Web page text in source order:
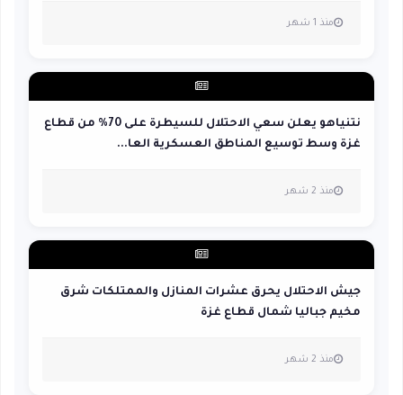
منذ 1 شهر
نتنياهو يعلن سعي الاحتلال للسيطرة على 70% من قطاع
غزة وسط توسيع المناطق العسكرية العا...
منذ 2 شهر
جيش الاحتلال يحرق عشرات المنازل والممتلكات شرق
مخيم جباليا شمال قطاع غزة
منذ 2 شهر